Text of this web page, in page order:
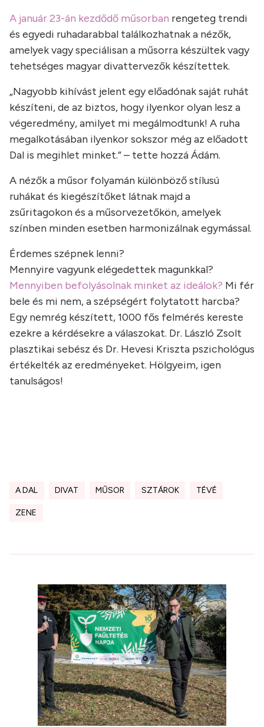
A január 23-án kezdődő műsorban rengeteg trendi
és egyedi ruhadarabbal találkozhatnak a nézők,
amelyek vagy speciálisan a műsorra készültek vagy
tehetséges magyar divattervezők készítettek.
„Nagyobb kihívást jelent egy előadónak saját ruhát
készíteni, de az biztos, hogy ilyenkor olyan lesz a
végeredmény, amilyet mi megálmodtunk! A ruha
megalkotásában ilyenkor sokszor még az előadott
Dal is megihlet minket.” – tette hozzá Ádám.
A nézők a műsor folyamán különböző stílusú
ruhákat és kiegészítőket látnak majd a
zsűritagokon és a műsorvezetőkön, amelyek
színben minden esetben harmonizálnak egymással.
Érdemes szépnek lenni?
Mennyire vagyunk elégedettek magunkkal?
Mennyiben befolyásolnak minket az ideálok? Mi fér
bele és mi nem, a szépségért folytatott harcba?
Egy nemrég készített, 1000 fős felmérés kereste
ezekre a kérdésekre a válaszokat. Dr. László Zsolt
plasztikai sebész és Dr. Hevesi Kriszta pszichológus
értékelték az eredményeket. Hölgyeim, igen
tanulságos!
A DAL DIVAT MŰSOR SZTÁROK TÉVÉ
ZENE